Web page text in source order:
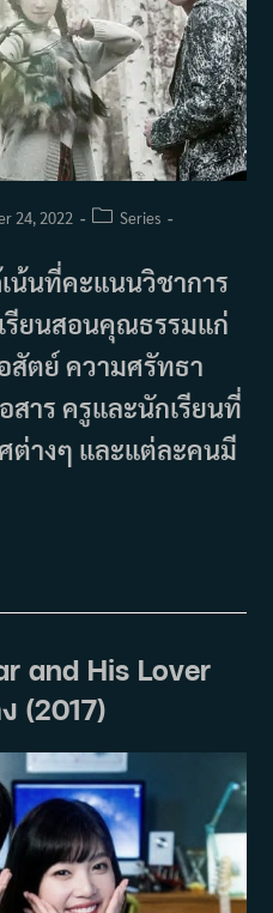
24, 2022
PostSeries
น้นที่คะแนนวิชาการ
เรียนสอนคุณธรรมแก่
สัตย์ ความศรัทธา
สาร ครูและนักเรียนที่
ต่างๆ และแต่ละคนมี
and His Lover
(2017)